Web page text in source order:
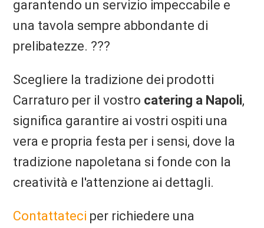
garantendo un servizio impeccabile e
una tavola sempre abbondante di
prelibatezze. ???
Scegliere la tradizione dei prodotti
Carraturo per il vostro catering a Napoli,
significa garantire ai vostri ospiti una
vera e propria festa per i sensi, dove la
tradizione napoletana si fonde con la
creatività e l'attenzione ai dettagli.
Contattateci per richiedere una